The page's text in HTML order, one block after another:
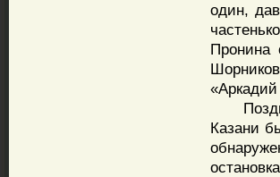
один,
Пронина
Поздно
Казани